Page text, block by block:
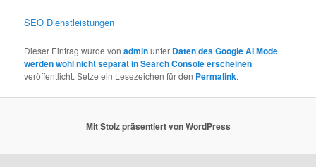
SEO Dienstleistungen
Dieser Eintrag wurde vonadminunter Daten des Google AI Mode
werden wohl nicht separat in Search Console erscheinen
veröffentlicht. Setze ein Lesezeichen für den Permalink.
Mit Stolz präsentiert von WordPress